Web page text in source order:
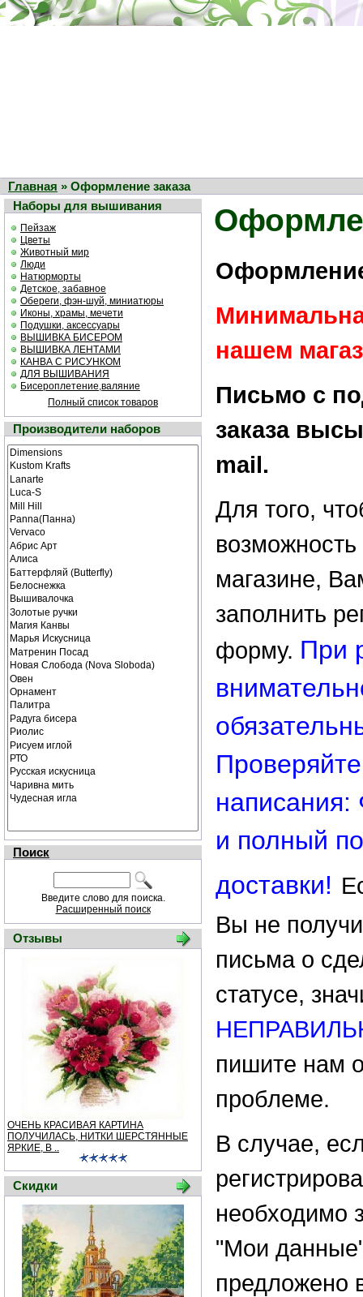
Главная » Оформление заказа
Наборы для вышивания
Пейзаж
Цветы
Животный мир
Люди
Натюрморты
Детское, забавное
Обереги, фэн-шуй, миниатюры
Иконы, храмы, мечети
Подушки, аксессуары
ВЫШИВКА БИСЕРОМ
ВЫШИВКА ЛЕНТАМИ
КАНВА С РИСУНКОМ
ДЛЯ ВЫШИВАНИЯ
Бисероплетение,валяние
Полный список товаров
Производители наборов
Поиск
Введите слово для поиска.
Расширенный поиск
Отзывы
ОЧЕНЬ КРАСИВАЯ КАРТИНА
ПОЛУЧИЛАСЬ, НИТКИ ШЕРСТЯННЫЕ
ЯРКИЕ, В ..
Скидки
нашем
Письмо с
заказа
mail.
Для того,
возможность
магазине,
заполнить
форму. При
и полный
доставки!
Вы не
письма о
статусе,
пишите нам
проблеме.
В случае,
необходимо
"Мои
предложено